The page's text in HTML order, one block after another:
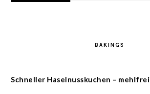
BAKINGS
Schneller Haselnusskuchen – mehlfrei